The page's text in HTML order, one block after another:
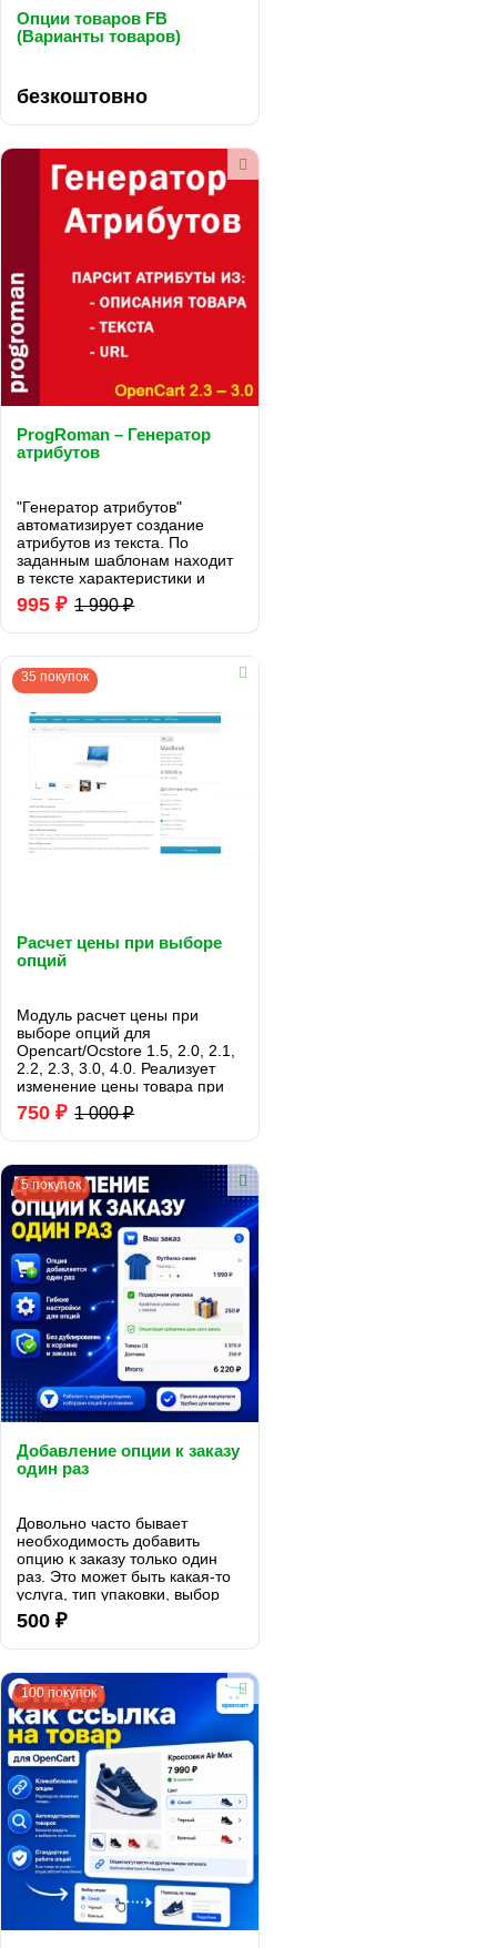
Опции товаров FB
(Варианты товаров)
безкоштовно
ProgRoman – Генератор
атрибутов
"Генератор атрибутов"
автоматизирует создание
атрибутов из текста. По
заданным шаблонам находит
в тексте характеристики и
добавляет их к товару..
995 ₽ 1 990 ₽
35 покупок
Расчет цены при выборе
опций
Модуль расчет цены при
выборе опций для
Opencart/Ocstore 1.5, 2.0, 2.1,
2.2, 2.3, 3.0, 4.0. Реализует
изменение цены товара при
выборе опций. Добавляет в
админке товара
умножение, деление)..
750 ₽ 1 000 ₽
5 покупок
Добавление опции к заказу
один раз
Довольно часто бывает
необходимость добавить
опцию к заказу только один
раз. Это может быть какая-то
услуга, тип упаковки, выбор
подарка и т.д..
500 ₽
100 покупок